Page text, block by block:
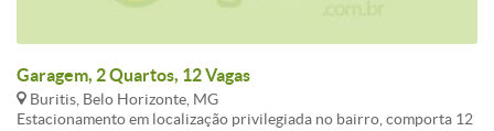
Garagem, 2 Quartos, 12 Vagas
Buritis, Belo Horizonte, MG
Estacionamento em localização privilegiada no bairro, comporta 12